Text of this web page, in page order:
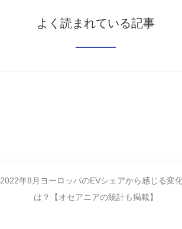
よく読まれている記事
2022年8月ヨーロッパのEVシェアから感じる変
は？【オセアニアの統計も掲載】